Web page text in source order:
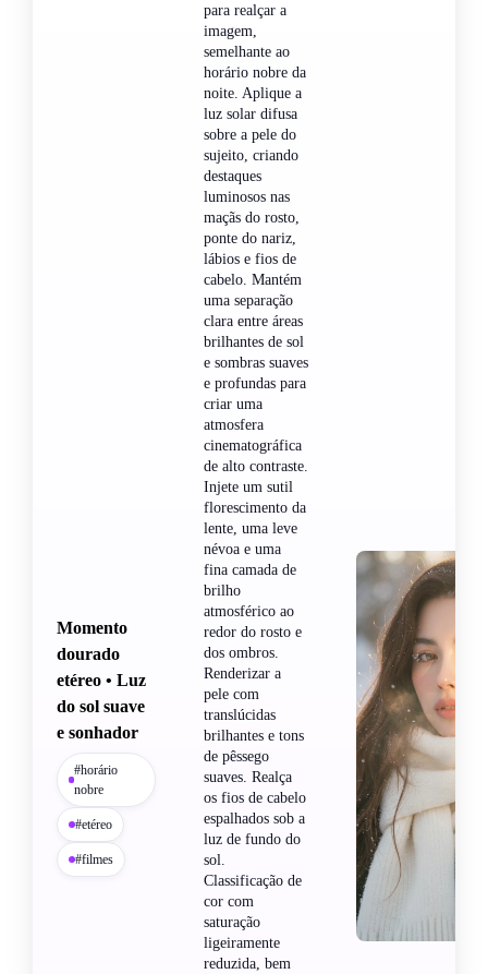
Momento
dourado
etéreo • Luz
do sol suave
e sonhador
#horário
nobre
#etéreo
#filmes
para realçar a
imagem,
semelhante ao
horário nobre da
noite. Aplique a
luz solar difusa
sobre a pele do
sujeito, criando
destaques
luminosos nas
maçãs do rosto,
ponte do nariz,
lábios e fios de
cabelo. Mantém
uma separação
clara entre áreas
brilhantes de sol
e sombras suaves
e profundas para
criar uma
atmosfera
cinematográfica
de alto contraste.
Injete um sutil
florescimento da
lente, uma leve
névoa e uma
fina camada de
brilho
atmosférico ao
redor do rosto e
dos ombros.
Renderizar a
pele com
translúcidas
brilhantes e tons
de pêssego
suaves. Realça
os fios de cabelo
espalhados sob a
luz de fundo do
sol.
Classificação de
cor com
saturação
ligeiramente
reduzida, bem